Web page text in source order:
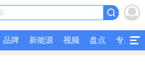
品牌 新能源 视频 盘点 专题